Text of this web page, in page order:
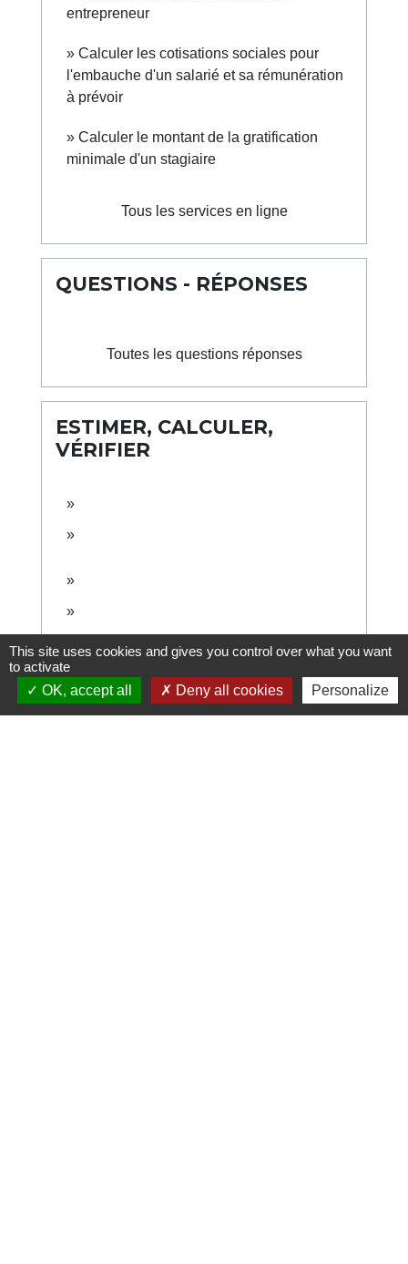
entrepreneur
Calculer les cotisations sociales pour
l'embauche d'un salarié et sa rémunération
à prévoir
Calculer le montant de la gratification
minimale d'un stagiaire
Tous les services en ligne
QUESTIONS - RÉPONSES
Toutes les questions réponses
ESTIMER, CALCULER,
VÉRIFIER
This site uses cookies and gives you control over what you want
to activate
OK, accept all
Deny all cookies Personalize